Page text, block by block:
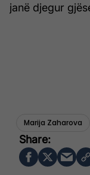
janë djegur
Marija Zaharova